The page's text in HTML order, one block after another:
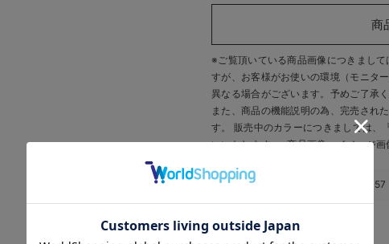
商
※ご覧頂いている商品画像につきまし
すが、 お客様がお使いの環境（モニタ
異なる場合がございます。予めご了承く
また、商品の機能説明の為、完売され
す。 販売中のカラーにつきましては、
いいたします。※商品画像・イメージ画
このアイテムのお気に入り登録数 57
お気に入り商品を確認する